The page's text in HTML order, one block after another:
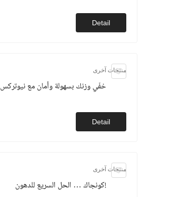
Detail
منتجات آخرى
خفّي وزنك بسهولة وأمان مع نيوتركس
Detail
منتجات آخرى
كونجاك … الحل السريع للدهون!